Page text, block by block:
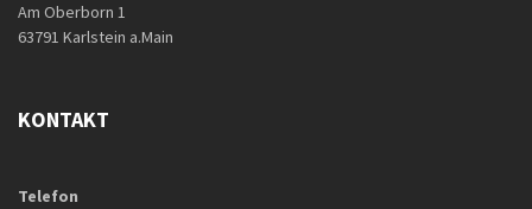
Am Oberborn 1
63791 Karlstein a.Main
KONTAKT
Telefon